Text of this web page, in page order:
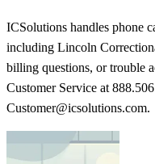
ICSolutions handles phone
including Lincoln
billing questions, or trouble
Customer Service at
Customer@icsolutions.com.